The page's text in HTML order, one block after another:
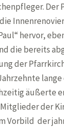
Der
hervor,
die bereits
der
äußerte
der
Vorbild der